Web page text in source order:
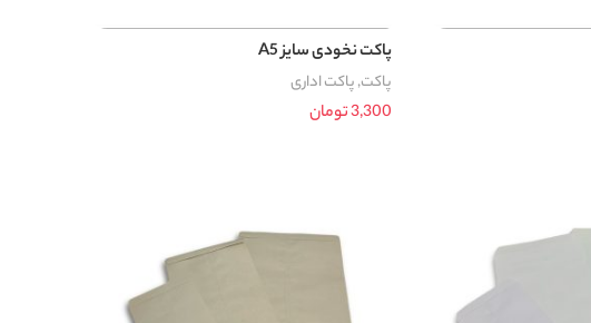
پاکت نخودی سایز A5
پاکت,پاکت اداری
3,300تومان